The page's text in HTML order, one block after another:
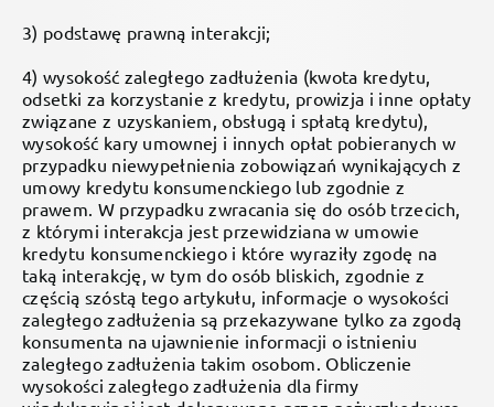
3) podstawę prawną interakcji;
4) wysokość zaległego zadłużenia (kwota kredytu,
odsetki za korzystanie z kredytu, prowizja i inne opłaty
związane z uzyskaniem, obsługą i spłatą kredytu),
wysokość kary umownej i innych opłat pobieranych w
przypadku niewypełnienia zobowiązań wynikających z
umowy kredytu konsumenckiego lub zgodnie z
prawem. W przypadku zwracania się do osób trzecich,
z którymi interakcja jest przewidziana w umowie
kredytu konsumenckiego i które wyraziły zgodę na
taką interakcję, w tym do osób bliskich, zgodnie z
częścią szóstą tego artykułu, informacje o wysokości
zaległego zadłużenia są przekazywane tylko za zgodą
konsumenta na ujawnienie informacji o istnieniu
zaległego zadłużenia takim osobom. Obliczenie
wysokości zaległego zadłużenia dla firmy